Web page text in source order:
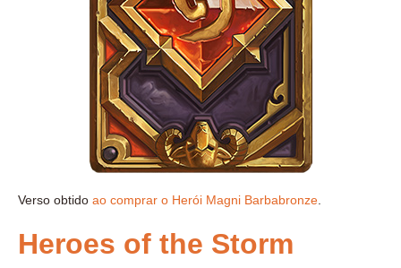
Verso obtido ao comprar o Herói Magni Barbabronze
Heroes of the Storm